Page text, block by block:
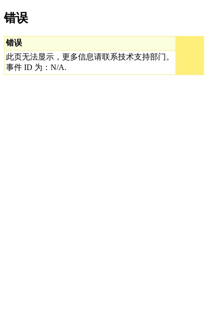
错误
错误
此页无法显示，更多信息请联系技术支持部门。
事件 ID 为：N/A.